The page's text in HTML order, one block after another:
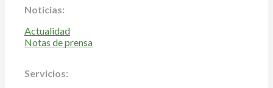
Noticias:
Actualidad
Notas de prensa
Servicios: